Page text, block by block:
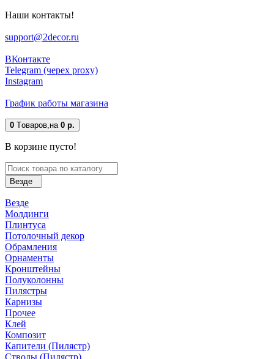
Наши контакты!
support@2decor.ru
ВКонтакте
Telegram (черех proxy)
Instagram
График работы магазина
0 Tоваров, на 0 р.
В корзине пусто!
Везде
Везде
Молдинги
Плинтуса
Потолочный декор
Обрамления
Орнаменты
Кронштейны
Полуколонны
Пилястры
Карнизы
Прочее
Клей
Композит
Капители (Пилястр)
Стволы (Пилястр)